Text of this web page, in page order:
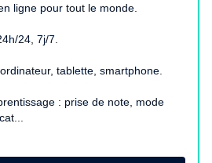
ligne pour tout le monde.
24, 7j/7.
tablette, smartphone.
: prise de note, mode